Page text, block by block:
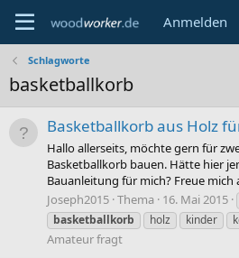
Anmelden
Schlagworte
basketballkorb
Basketballkorb aus Holz
Hallo allerseits, möchte gern für
Basketballkorb bauen. Hätte hier
Bauanleitung für mich? Freue mich
Joseph2015 Thema 16. Mai 2015
basketballkorb
holz kinder
Amateur fragt